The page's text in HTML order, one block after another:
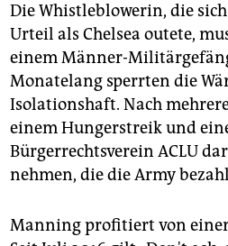
Die Whistleblowerin, die
Urteil als Chelsea outete,
einem Männer-
Monatelang sperrten die
Isolationshaft. Nach
einem Hungerstreik und
Bürgerrechtsverein ACLU
nehmen, die die Army
Manning profitiert von einer